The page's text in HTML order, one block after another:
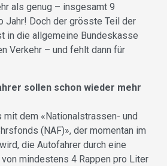
als genug – insgesamt 9
Jahr! Doch der grösste Teil der
in die allgemeine Bundeskasse
Verkehr – und fehlt dann für
sollen schon wieder mehr
mit dem «Nationalstrassen- und
(NAF)», der momentan im
die Autofahrer durch eine
mindestens 4 Rappen pro Liter